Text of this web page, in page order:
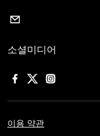
소셜미디어
이용 약관